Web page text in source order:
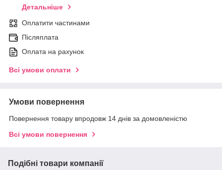
Детальніше
Оплатити частинами
Післяплата
Оплата на рахунок
Всі умови оплати
Умови повернення
Повернення товару впродовж 14 днів за домовленістю
Всі умови повернення
Подібні товари компанії